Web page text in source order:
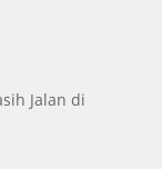
Jalan di